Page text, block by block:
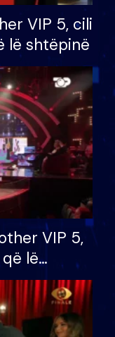
VIP 5, cili
lë shtëpinë
VIP 5,
lë
për